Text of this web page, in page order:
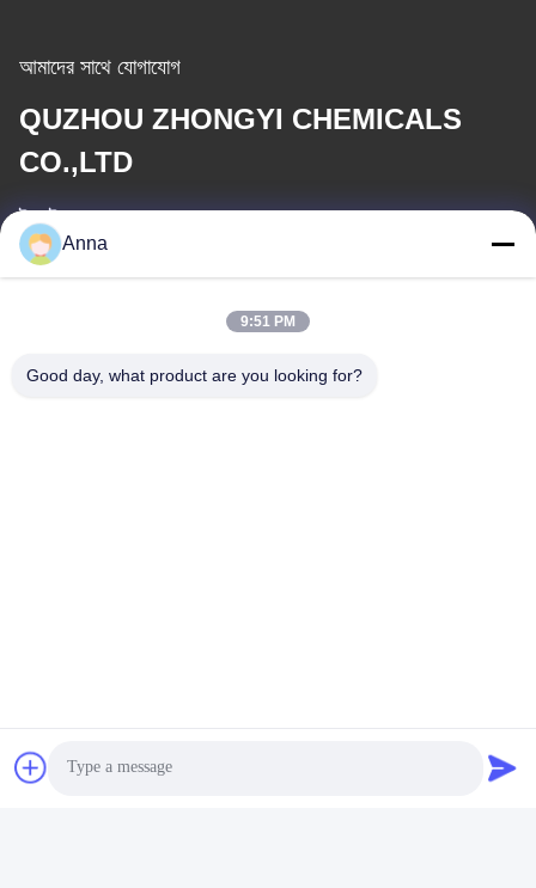
আমাদের সাথে যোগাযোগ
QUZHOU ZHONGYI CHEMICALS
CO.,LTD
ই-মেইল
Anna
9:51 PM
Good day, what product are you looking for?